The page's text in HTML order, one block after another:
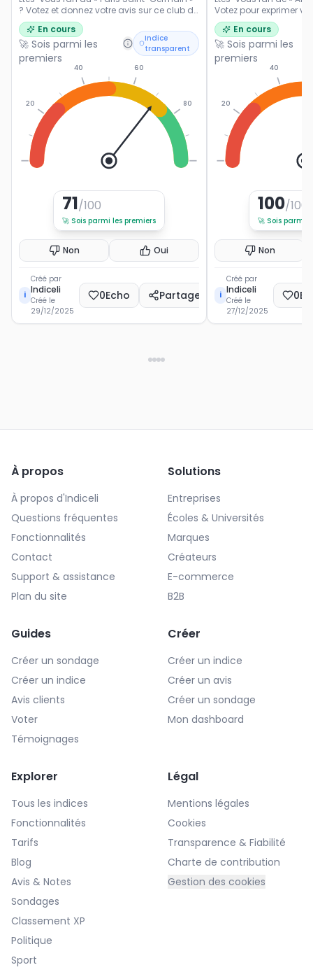
? Votez et donnez votre avis sur ce club de
Ligue 1.
En cours
🚀 Sois parmi les
premiers
Indice
transparent
20
40 60
80
71/100
🚀 Sois parmi les premiers
Non Oui
i
Créé par
Indiceli
Créé le
29/12/2025
0Echo Partager
Votez pour exprimer
popularité du
français.En cours
🚀 Sois parmi les
premiers
20
40
100/100
🚀 Sois parmi
Non
i
Créé par
Indiceli
Créé le
27/12/2025
0
À propos
À propos d'Indiceli
Questions fréquentes
Fonctionnalités
Contact
Support & assistance
Plan du site
Solutions
Entreprises
Écoles & Universités
Marques
Créateurs
E-commerce
B2B
Guides
Créer un sondage
Créer un indice
Avis clients
Voter
Témoignages
Créer
Créer un indice
Créer un avis
Créer un sondage
Mon dashboard
Explorer
Tous les indices
Fonctionnalités
Tarifs
Blog
Avis & Notes
Sondages
Classement XP
Politique
Sport
Légal
Mentions légales
Cookies
Transparence & Fiabilité
Charte de contribution
Gestion des cookies